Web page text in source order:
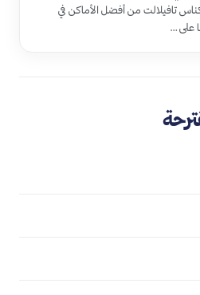
تافيلالت من أفضل الأماكن في
على …